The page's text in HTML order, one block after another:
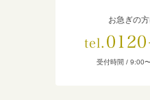
お急ぎの方
tel.
受付時間 / 9:00